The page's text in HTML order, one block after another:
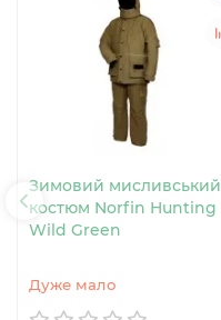
Зимовий мисливський
костюм Norfin Hunting
Wild Green
Дуже мало